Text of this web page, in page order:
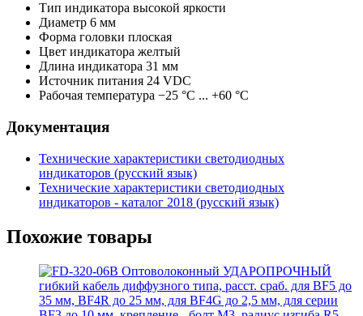
Тип индикатора высокой яркости
Диаметр 6 мм
Форма головки плоская
Цвет индикатора желтый
Длина индикатора 31 мм
Источник питания 24 VDC
Рабочая температура −25 °С ... +60 °С
Документация
Технические характеристики светодиодных
индикаторов (русский язык)
Технические характеристики светодиодных
индикаторов - каталог 2018 (русский язык)
Похожие товары